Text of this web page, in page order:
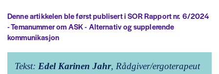
Denne artikkelen ble først publisert i SOR Rapport nr. 6/2024
- Temanummer om ASK - Alternativ og supplerende
kommunikasjon
Tekst: Edel Karinen Jahr, Rådgiver/ergoterapeut